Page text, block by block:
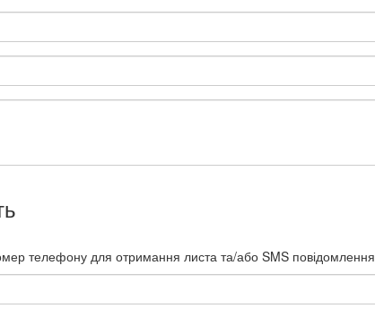
телефону для отримання листа та/або SMS повідомлення